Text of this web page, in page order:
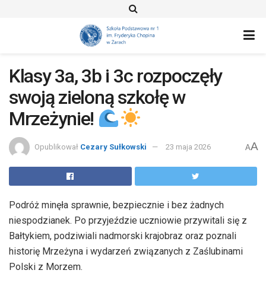
Klasy 3a, 3b i 3c rozpoczęły
swoją zieloną szkołę w
Mrzeżynie!
Opublikował Cezary Sułkowski 23 maja 2026 AA
Podróż minęła sprawnie, bezpiecznie i bez żadnych
niespodzianek. Po przyjeździe uczniowie przywitali się z
Bałtykiem, podziwiali nadmorski krajobraz oraz poznali
historię Mrzeżyna i wydarzeń związanych z Zaślubinami
Polski z Morzem.